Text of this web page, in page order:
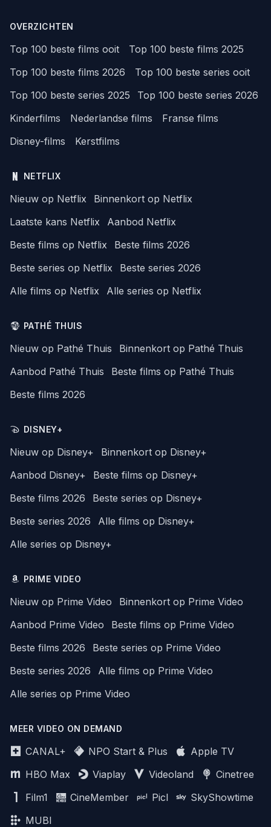
OVERZICHTEN
Top 100 beste films ooit
Top 100 beste films 2025
Top 100 beste films 2026
Top 100 beste series ooit
Top 100 beste series 2025
Top 100 beste series 2026
Kinderfilms
Nederlandse films
Franse films
Disney-films
Kerstfilms
NETFLIX
Nieuw op Netflix
Binnenkort op Netflix
Laatste kans Netflix
Aanbod Netflix
Beste films op Netflix
Beste films 2026
Beste series op Netflix
Beste series 2026
Alle films op Netflix
Alle series op Netflix
PATHÉ THUIS
Nieuw op Pathé Thuis
Binnenkort op Pathé Thuis
Aanbod Pathé Thuis
Beste films op Pathé Thuis
Beste films 2026
DISNEY+
Nieuw op Disney+
Binnenkort op Disney+
Aanbod Disney+
Beste films op Disney+
Beste films 2026
Beste series op Disney+
Beste series 2026
Alle films op Disney+
Alle series op Disney+
PRIME VIDEO
Nieuw op Prime Video
Binnenkort op Prime Video
Aanbod Prime Video
Beste films op Prime Video
Beste films 2026
Beste series op Prime Video
Beste series 2026
Alle films op Prime Video
Alle series op Prime Video
MEER VIDEO ON DEMAND
CANAL+ NPO Start & Plus
Apple TV
HBO Max
Viaplay Videoland
Cinetree
Film1
CineMember Picl
SkyShowtime
MUBI